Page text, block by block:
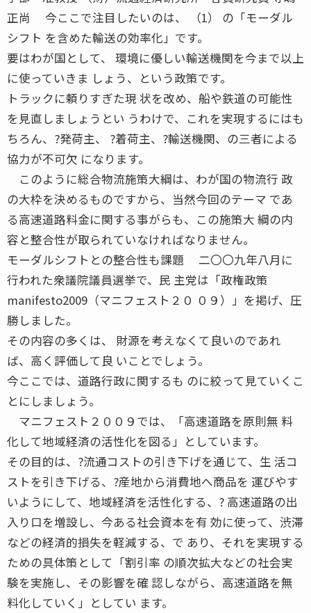
正尚 今ここで注目したいのは、 （1） の「モーダル
シフト を含めた輸送の効率化」です。
要はわが国として、 環境に優しい輸送機関を今まで以上
に使っていきま しょう、という政策です。
トラックに頼りすぎた現 状を改め、船や鉄道の可能性
を見直しましょうとい うわけで、これを実現するにはも
ちろん、?発荷主、 ?着荷主、?輸送機関、の三者による
協力が不可欠 になります。
このように総合物流施策大綱は、わが国の物流行 政
の大枠を決めるものですから、当然今回のテーマ であ
る高速道路料金に関する事がらも、この施策大 綱の内
容と整合性が取られていなければなりません。
モーダルシフトとの整合性も課題 二〇〇九年八月に
行われた衆議院議員選挙で、民 主党は「政権政策
manifesto2009（マニフェスト２０ ０９）」を掲げ、圧
勝しました。
その内容の多くは、 財源を考えなくて良いのであれ
ば、高く評価して良 いことでしょう。
今ここでは、道路行政に関するも のに絞って見ていくこ
とにしましょう。
マニフェスト２００９では、「高速道路を原則無 料
化して地域経済の活性化を図る」としています。
その目的は、?流通コストの引き下げを通じて、生 活コ
ストを引き下げる、?産地から消費地へ商品を 運びやす
いようにして、地域経済を活性化する、? 高速道路の出
入り口を増設し、今ある社会資本を有 効に使って、渋滞
などの経済的損失を軽減する、で あり、それを実現する
ための具体策として「割引率 の順次拡大などの社会実
験を実施し、その影響を確 認しながら、高速道路を無
料化していく」としてい ます。